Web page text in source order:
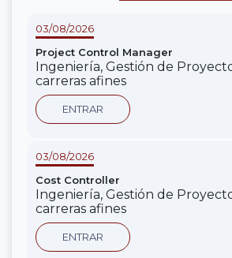
03/08/2026
Project Control Manager
Ingeniería, Gestión de
carreras afines
ENTRAR
03/08/2026
Cost Controller
Ingeniería, Gestión de
carreras afines
ENTRAR